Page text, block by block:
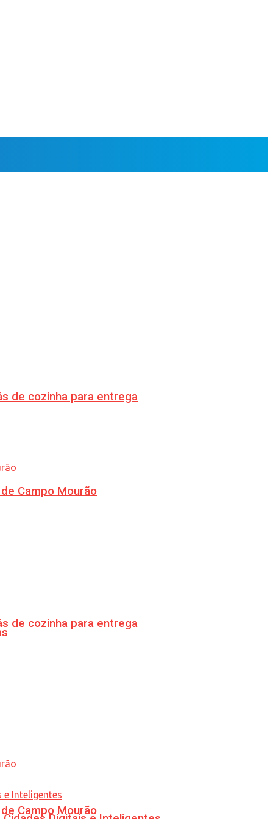
de cozinha para entrega
Campo Mourão
de cozinha para entrega
Campo Mourão